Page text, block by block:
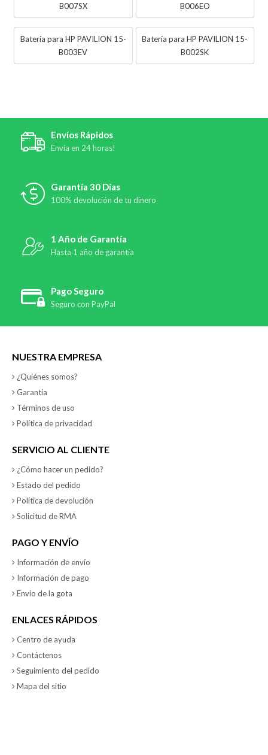
B007SX
B006EO
Batería para HP PAVILION 15-
B003EV
Batería para HP PAVILION 15-
B002SK
Envíos Rápidos
Envía en 24 horas!
Garantía 30 Días
100% devolución de tu dinero
1 Año de Garantía
Hasta 1 año de garantía
Pago Seguro
Seguro con PayPal
NUESTRA EMPRESA
¿Quiénes somos?
Garantía
Términos de uso
Política de privacidad
SERVICIO AL CLIENTE
¿Cómo hacer un pedido?
Estado del pedido
Política de devolución
Solicitud de RMA
PAGO Y ENVÍO
Información de envío
Información de pago
Envio de la gota
ENLACES RÁPIDOS
Centro de ayuda
Contáctenos
Seguimiento del pedido
Mapa del sitio